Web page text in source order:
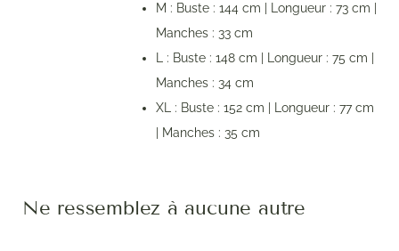
M : Buste : 144 cm | Longueur : 73 cm |
Manches : 33 cm
L : Buste : 148 cm | Longueur : 75 cm |
Manches : 34 cm
XL : Buste : 152 cm | Longueur : 77 cm
| Manches : 35 cm
Ne ressemblez à aucune autre